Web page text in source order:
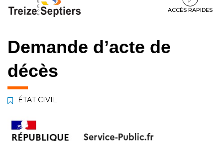
contenu
pied
ACCÈS RAPIDES
Demande d’acte de
décès
ÉTAT CIVIL